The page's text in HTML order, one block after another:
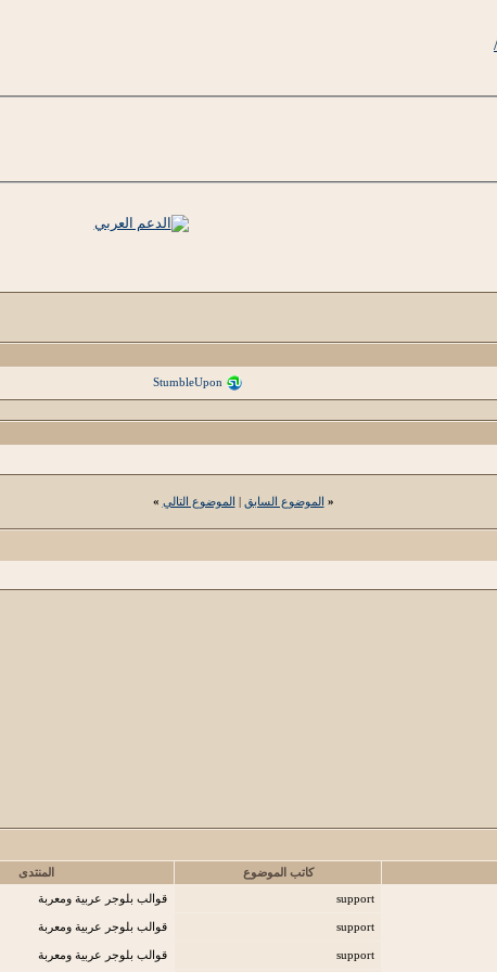
StumbleUpon
« الموضوع السابق | الموضوع التالي »
كاتب الموضوع المنتدى
support قوالب بلوجر عربية ومعربة
support قوالب بلوجر عربية ومعربة
support قوالب بلوجر عربية ومعربة